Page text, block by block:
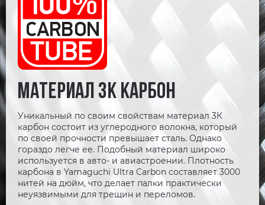
МАТЕРИАЛ 3К КАРБОН
Уникальный по своим свойствам материал 3К
карбон состоит из углеродного волокна, который
по своей прочности превышает сталь. Однако
гораздо легче ее. Подобный материал широко
используется в авто- и авиастроении. Плотность
карбона в Yamaguchi Ultra Carbon составляет 3000
нитей на дюйм, что делает палки практически
неуязвимыми для трещин и переломов.